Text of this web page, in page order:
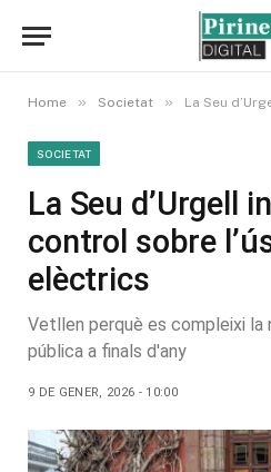
Home » Societat » La Seu d’Urgell
SOCIETAT
La Seu d’Urgell
control sobre
elèctrics
Vetllen perquè es compleixi la
pública a finals d'any
9 DE GENER, 2026 - 10:00